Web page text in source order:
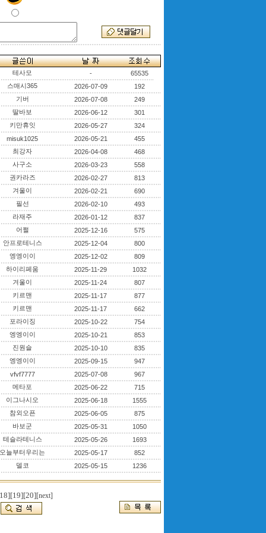
테사모 -
65535
스매시365
2026-07-09
192
기버
2026-07-08
249
딸바보
2026-06-12
301
키만휴잇
2026-05-27
324
misuk1025
2026-05-21
455
최강자
2026-04-08
468
사구소
2026-03-23
558
권카라즈
2026-02-27
813
겨울이
2026-02-21
690
필선
2026-02-10
493
라재주
2026-01-12
837
어쩔
2025-12-16
575
안프로테니스
2025-12-04
800
엥엥이이
2025-12-02
809
하이리페움
2025-11-29
1032
겨울이
2025-11-24
807
키르맨
2025-11-17
877
키르맨
2025-11-17
662
포라이징
2025-10-22
754
엥엥이이
2025-10-21
853
진원슬
2025-10-10
835
엥엥이이
2025-09-15
947
vfvf7777
2025-07-08
967
메타포
2025-06-22
715
이그나시오
2025-06-18
1555
참외오픈
2025-06-05
875
바보군
2025-05-31
1050
테슬라테니스
2025-05-26
1693
오늘부터우리는
2025-05-17
852
델코
2025-05-15 1236
[19][20][next]